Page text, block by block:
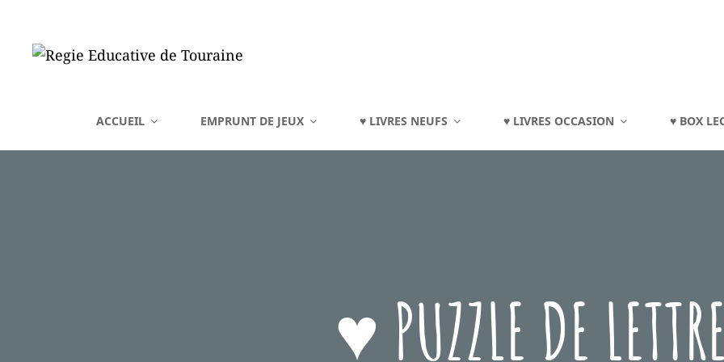
REGIE EDUCATIVE DE TOURAINE
ACCUEIL EMPRUNT DE JEUX ♥ LIVRES NEUFS ♥ LIVRES OCCASION ♥ BOX
♥ PUZZLE DE